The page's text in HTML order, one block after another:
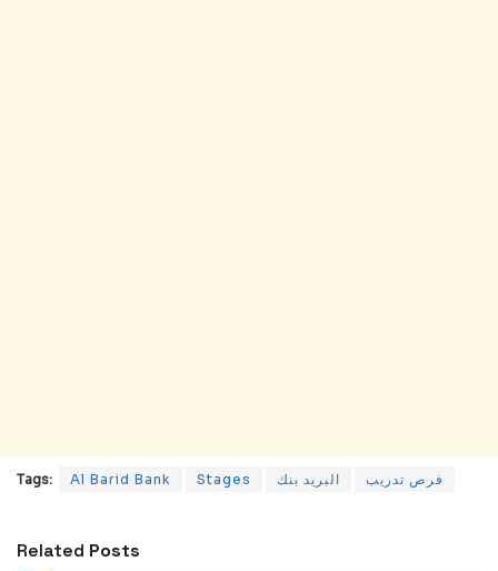
Tags: Al Barid Bank Stages البريد بنك فرص تدريب
Related Posts